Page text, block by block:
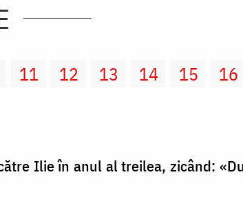
11 12 13 14 15 16
Ilie în anul al treilea, zicând: